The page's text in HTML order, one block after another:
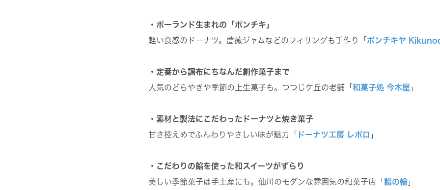
・ポーランド生まれの「ポンチキ」
軽い食感のドーナツ。薔薇ジャムなどのフィリングも手作り「 ポンチキヤ
・定番から調布にちなんだ創作菓子まで
人気のどらやきや季節の上生菓子も。つつじケ丘の老舗「 和菓子処 今木屋 」
・素材と製法にこだわったドーナツと焼き菓子
甘さ控えめでふんわりやさしい味が魅力「
ドーナツ工房 レポロ 」
・こだわりの餡を使った和スイーツがずらり
美しい季節菓子は手土産にも。仙川のモダンな雰囲気の和菓子店「 餡の輪 」